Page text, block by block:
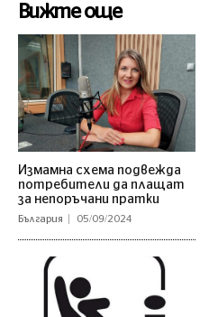
Вижте още
Измамна схема подвежда
потребители да плащат
за непоръчани пратки
България 05/09/2024